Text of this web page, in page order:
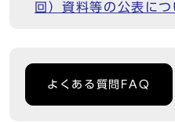
回）資料等の公表につ
よくある質問FAQ